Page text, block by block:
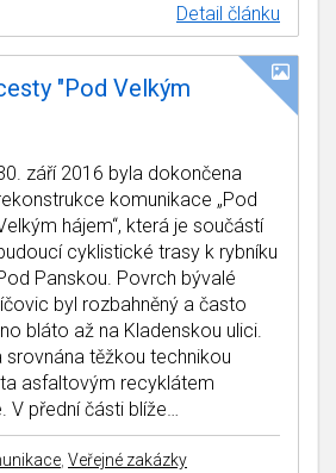
Detail článku
"Pod Velkým
září 2016 byla dokončena
komunikace „Pod
hájem“, která je součástí
cyklistické trasy k rybníku
Panskou. Povrch bývalé
byl rozbahněný a často
bláto až na Kladenskou ulici.
srovnána těžkou technikou
asfaltovým recyklátem
V přední části blíže…
, Veřejné zakázky